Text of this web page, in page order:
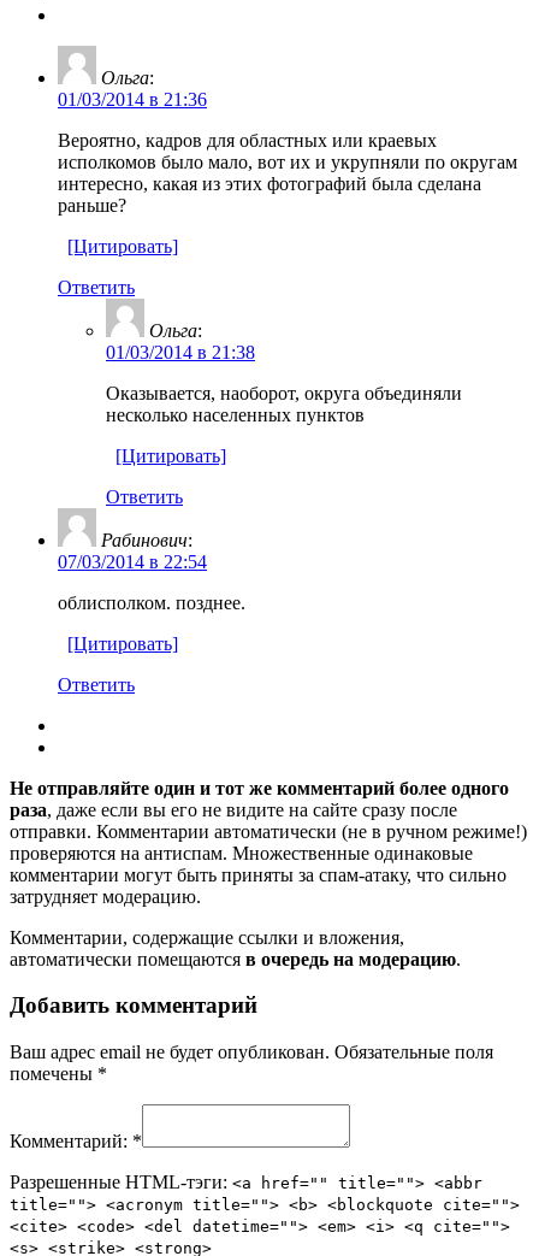
Ольга:
01/03/2014 в 21:36
Вероятно, кадров для областных или краевых
исполкомов было мало, вот их и укрупняли по округам
интересно, какая из этих фотографий была сделана
раньше?
[Цитировать]
Ответить
Ольга:
01/03/2014 в 21:38
Оказывается, наоборот, округа объединяли
несколько населенных пунктов
[Цитировать]
Ответить
Рабинович:
07/03/2014 в 22:54
облисполком. позднее.
[Цитировать]
Ответить
Не отправляйте один и тот же комментарий более одного
раза, даже если вы его не видите на сайте сразу после
отправки. Комментарии автоматически (не в ручном режиме!)
проверяются на антиспам. Множественные одинаковые
комментарии могут быть приняты за спам-атаку, что сильно
затрудняет модерацию.
Комментарии, содержащие ссылки и вложения,
автоматически помещаются в очередь на модерацию.
Добавить комментарий
Ваш адрес email не будет опубликован. Обязательные поля
помечены *
Комментарий: *
Разрешенные HTML-тэги: <a href="" title=""> <abbr
title=""> <acronym title=""> <b> <blockquote cite="">
<cite> <code> <del datetime=""> <em> <i> <q cite="">
<s> <strike> <strong>